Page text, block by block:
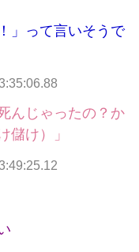
」って言いそうで
んじゃったの？か
け）」